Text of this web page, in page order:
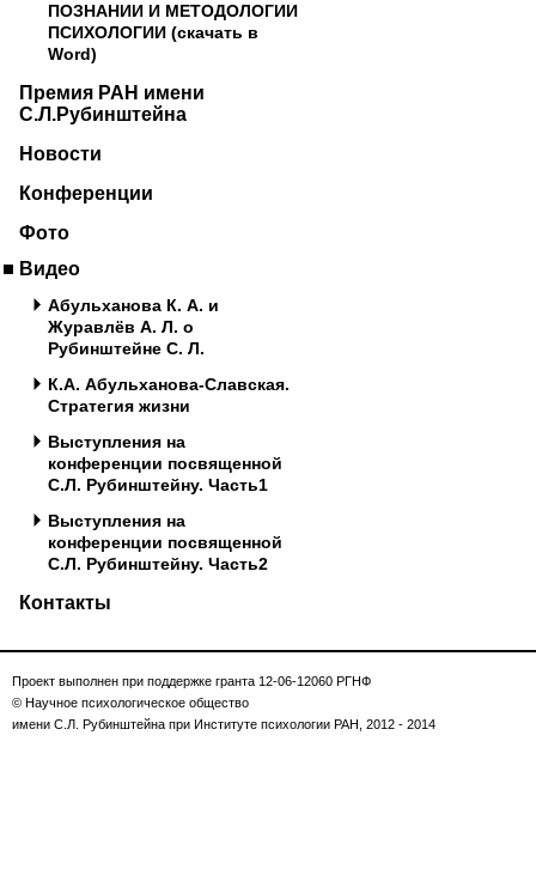
ПОЗНАНИИ И МЕТОДОЛОГИИ
ПСИХОЛОГИИ (скачать в
Word)
Премия РАН имени
С.Л.Рубинштейна
Новости
Конференции
Фото
Видео
Абульханова К. А. и
Журавлёв А. Л. о
Рубинштейне С. Л.
К.А. Абульханова-Славская.
Стратегия жизни
Выступления на
конференции посвященной
С.Л. Рубинштейну. Часть1
Выступления на
конференции посвященной
С.Л. Рубинштейну. Часть2
Контакты
Проект выполнен при поддержке гранта 12-06-12060 РГНФ
© Научное психологическое общество
имени С.Л. Рубинштейна при Институте психологии РАН, 2012 - 2014